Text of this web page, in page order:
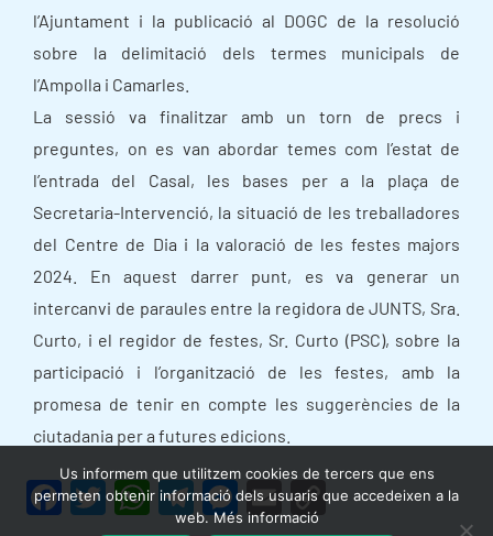
l’Ajuntament i la publicació al DOGC de la resolució
sobre la delimitació dels termes municipals de
l’Ampolla i Camarles.
La sessió va finalitzar amb un torn de precs i
preguntes, on es van abordar temes com l’estat de
l’entrada del Casal, les bases per a la plaça de
Secretaria-Intervenció, la situació de les treballadores
del Centre de Dia i la valoració de les festes majors
2024. En aquest darrer punt, es va generar un
intercanvi de paraules entre la regidora de JUNTS, Sra.
Curto, i el regidor de festes, Sr. Curto (PSC), sobre la
participació i l’organització de les festes, amb la
promesa de tenir en compte les suggerències de la
ciutadania per a futures edicions.
F T W T M E C
Us informem que utilitzem cookies de tercers que ens
permeten obtenir informació dels usuaris que accedeixen a la
web. Més informació